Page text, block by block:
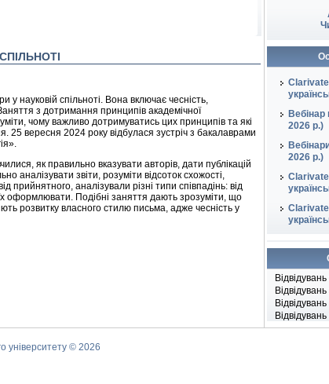
у науковій спільноті. Вона включає чесність,
з дотримання принципів академічної
чому важливо дотримуватись цих принципів та які
25 вересня 2024 року відбулася зустріч з бакалаврами
як правильно вказувати авторів, дати публікацій
аналізувати звіти, розуміти відсоток схожості,
прийнятного, аналізували різні типи співпадінь: від
оформлювати. Подібні заняття дають зрозуміти, що
розвитку власного стилю письма, адже чесність у
2026 р.)
2026 р.)
Відвідувань
університету © 2026